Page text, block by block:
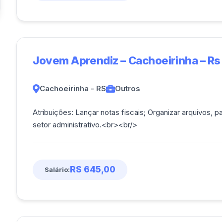
Jovem Aprendiz – Cachoeirinha – Rs
Cachoeirinha - RS Outros
Atribuições: Lançar notas fiscais; Organizar arquivos, pastas e documentos; Auxiliar as demandas do
setor administrativo.<br><br/>
Salário:R$ 645,00